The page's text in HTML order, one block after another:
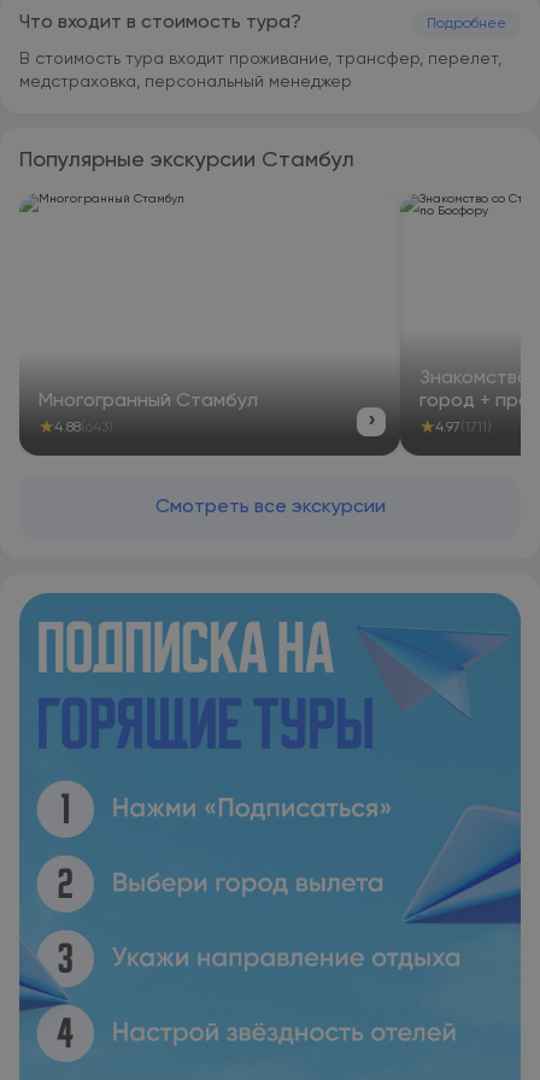
время ответить на ваши вопросы. Rixos Tersane Istanbul
располагается на расстоянии 3,1 км и 3,4 км
соответственно от таких достопримечательностей, как
Что входит в стоимость тура? Подробнее
В стоимость тура входит проживание, трансфер, перелет,
медстраховка, персональный менеджер
Популярные экскурсии Стамбул
Многогранный Стамбул
★4.88 (643) ›
Знакомство
город +
★4.97 (1711)
Смотреть все экскурсии